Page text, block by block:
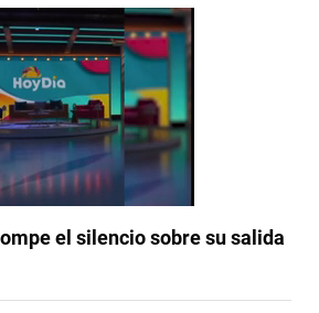
el silencio sobre su salida